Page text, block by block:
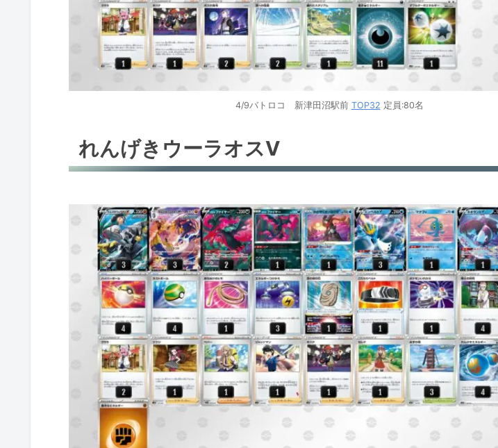
アルセウスV＋ジバコイルex
カビゴンLO
カビゴンLO
パルデアドオーex＋アローララッタ
ルガルガンV
レジドラゴV
レジギガスV
こくばバドレックスV＋サーナイトex
ブースターV
ヨクバリスV
アルセウスV+グレンアルマ
アローラロコンV
4/9バトロコ 新津田沼駅前 TOP32 定員:80名
れんげきウーラオスV